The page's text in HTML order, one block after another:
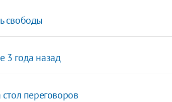
свободы
года назад
переговоров